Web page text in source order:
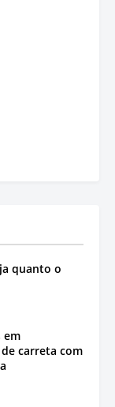
quanto o
em
carreta com